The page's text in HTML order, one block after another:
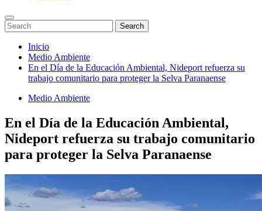
Enter
Keyword
Search
for:
Search
Search
Saltar
contenido
Inicio
Medio Ambiente
En el Día de la Educación Ambiental, Nideport refuerza su
trabajo comunitario para proteger la Selva Paranaense
Medio Ambiente
En el Día de la Educación Ambiental,
Nideport refuerza su trabajo comunitario
para proteger la Selva Paranaense